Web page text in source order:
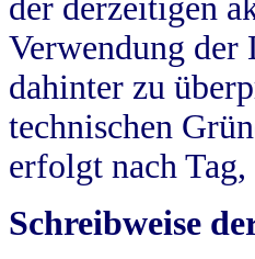
der derzeitigen
Verwendung
dahinter zu
technischen
erfolgt nach
Schreibweise